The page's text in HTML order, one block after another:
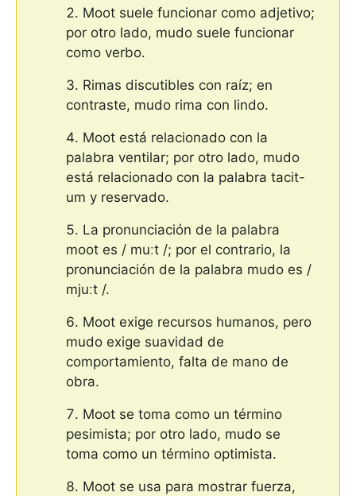
Moot suele funcionar como adjetivo;
por otro lado, mudo suele funcionar
como verbo.
Rimas discutibles con raíz; en
contraste, mudo rima con lindo.
Moot está relacionado con la
palabra ventilar; por otro lado, mudo
está relacionado con la palabra tacit-
um y reservado.
La pronunciación de la palabra
moot es / muːt /; por el contrario, la
pronunciación de la palabra mudo es /
mjuːt /.
Moot exige recursos humanos, pero
mudo exige suavidad de
comportamiento, falta de mano de
obra.
Moot se toma como un término
pesimista; por otro lado, mudo se
toma como un término optimista.
Moot se usa para mostrar fuerza,